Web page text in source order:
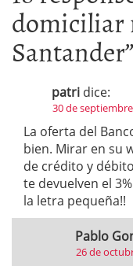
domiciliar
Santander”
patri dice:
30 de
La oferta del
bien. Mirar en su
de crédito y
te devuelven el
la letra pequeña!!
Pablo
26 de